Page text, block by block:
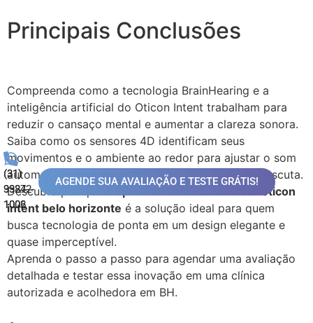
(31)
99872-
1006
(31)
3324-
1002
AGENDE SUA AVALIAÇÃO E TESTE GRÁTIS!
Principais Conclusões
Compreenda como a tecnologia BrainHearing e a
inteligência artificial do Oticon Intent trabalham para
reduzir o cansaço mental e aumentar a clareza sonora.
Saiba como os sensores 4D identificam seus
movimentos e o ambiente ao redor para ajustar o som
automaticamente às suas reais necessidades de escuta.
Descubra por que o
aparelho auditivo discreto oticon
intent belo horizonte é a solução ideal para quem
busca tecnologia de ponta em um design elegante e
quase imperceptível.
Aprenda o passo a passo para agendar uma avaliação
detalhada e testar essa inovação em uma clínica
autorizada e acolhedora em BH.